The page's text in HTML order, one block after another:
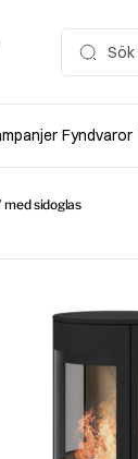
for:
Fyndvaror
med sidoglas